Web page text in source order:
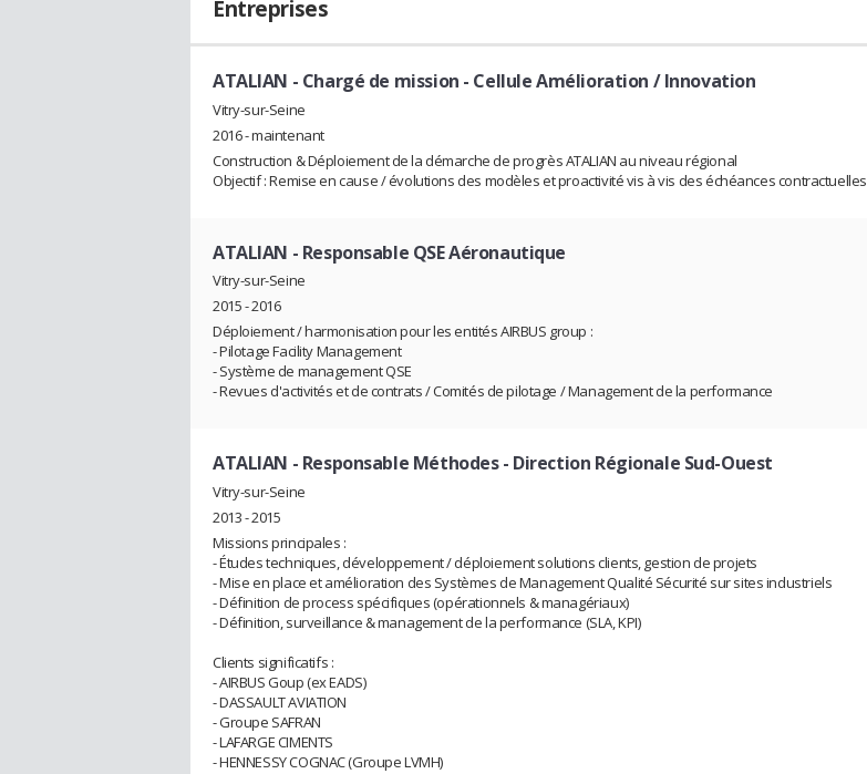
Entreprises
ATALIAN - Chargé de mission - Cellule Amélioration / Innovation
Vitry-sur-Seine
2016 - maintenant
Construction & Déploiement de la démarche de progrès ATALIAN au niveau régional
Objectif : Remise en cause / évolutions des modèles et proactivité vis à vis des échéances contractuelles
ATALIAN - Responsable QSE Aéronautique
Vitry-sur-Seine
2015 - 2016
Déploiement / harmonisation pour les entités AIRBUS group :
- Pilotage Facility Management
- Système de management QSE
- Revues d'activités et de contrats / Comités de pilotage / Management de la performance
ATALIAN - Responsable Méthodes - Direction Régionale Sud-Ouest
Vitry-sur-Seine
2013 - 2015
Missions principales :
- Études techniques, développement / déploiement solutions clients, gestion de projets
- Mise en place et amélioration des Systèmes de Management Qualité Sécurité sur sites industriels
- Définition de process spécifiques (opérationnels & managériaux)
- Définition, surveillance & management de la performance (SLA, KPI)
Clients significatifs :
- AIRBUS Goup (ex EADS)
- DASSAULT AVIATION
- Groupe SAFRAN
- LAFARGE CIMENTS
- HENNESSY COGNAC (Groupe LVMH)